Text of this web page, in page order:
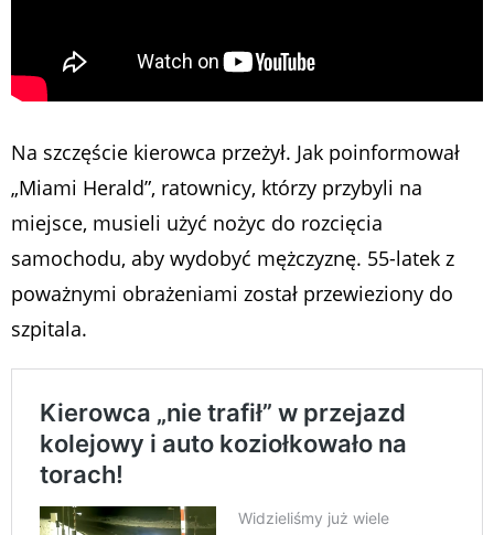
Na szczęście kierowca przeżył. Jak poinformował
„Miami Herald”, ratownicy, którzy przybyli na
miejsce, musieli użyć nożyc do rozcięcia
samochodu, aby wydobyć mężczyznę. 55-latek z
poważnymi obrażeniami został przewieziony do
szpitala.